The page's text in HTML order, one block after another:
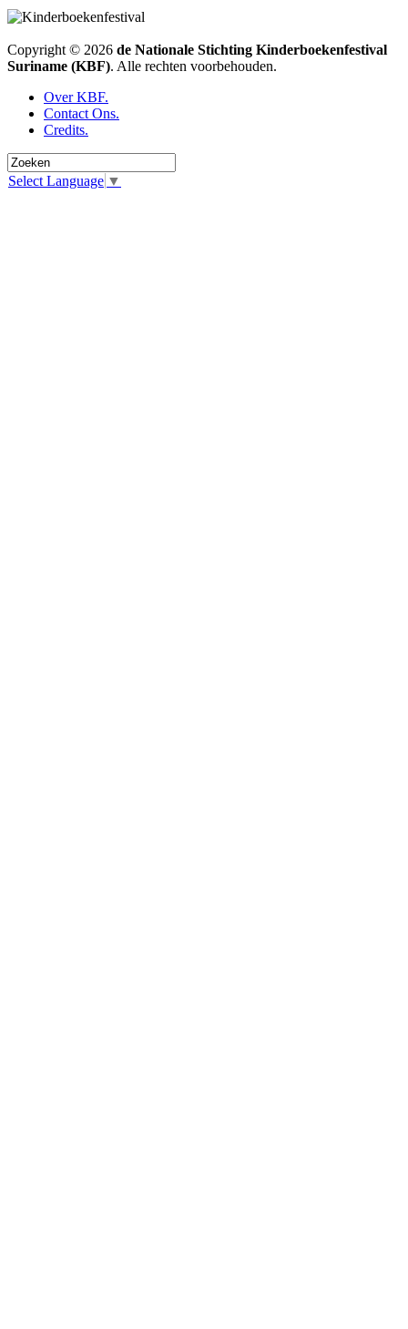
Copyright © 2026 de Nationale Stichting Kinderboekenfestival
Suriname (KBF). Alle rechten voorbehouden.
Over KBF.
Contact Ons.
Credits.
Select Language ▼